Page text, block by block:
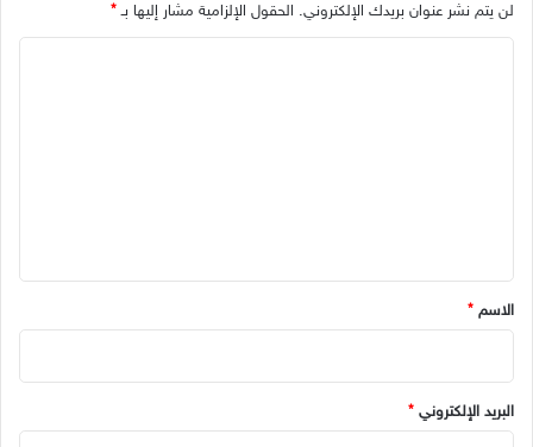
لن يتم نشر عنوان بريدك الإلكتروني. الحقول الإلزامية مشار إليها بـ*
*
الاسم *
البريد الإلكتروني *